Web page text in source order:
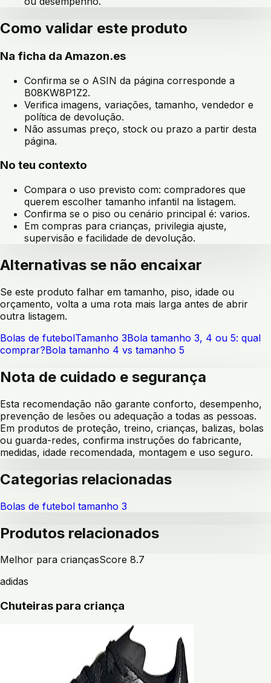
Como validar este produto
Na ficha da Amazon.es
Confirma se o ASIN da página corresponde a
B08KW8P1Z2.
Verifica imagens, variações, tamanho, vendedor e
política de devolução.
Não assumas preço, stock ou prazo a partir desta
página.
No teu contexto
Compara o uso previsto com: compradores que
querem escolher tamanho infantil na listagem.
Confirma se o piso ou cenário principal é: varios.
Em compras para crianças, privilegia ajuste,
supervisão e facilidade de devolução.
Alternativas se não encaixar
Se este produto falhar em tamanho, piso, idade ou
orçamento, volta a uma rota mais larga antes de abrir
outra listagem.
Bolas de futebolTamanho 3Bola tamanho 3, 4 ou 5: qual
comprar?Bola tamanho 4 vs tamanho 5
Nota de cuidado e segurança
Esta recomendação não garante conforto, desempenho,
prevenção de lesões ou adequação a todas as pessoas.
Em produtos de proteção, treino, crianças, balizas, bolas
ou guarda-redes, confirma instruções do fabricante,
medidas, idade recomendada, montagem e uso seguro.
Categorias relacionadas
Bolas de futebol tamanho 3
Produtos relacionados
Melhor para criançasScore 8.7
adidas
Chuteiras para criança